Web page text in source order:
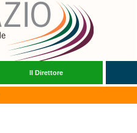
Il Direttore